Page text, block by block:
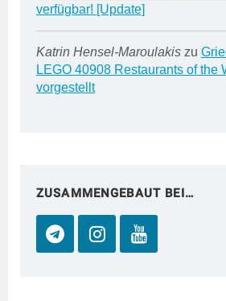
verfügbar! [Update]
Katrin Hensel-Maroulakis zu
LEGO 40908 Restaurants of the
vorgestellt
ZUSAMMENGEBAUT BEI…